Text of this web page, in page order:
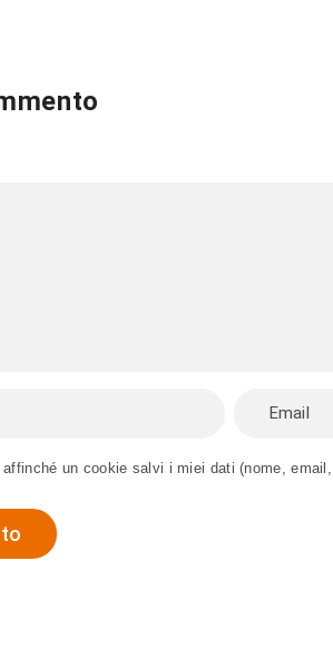
un cookie salvi i miei dati (nome,